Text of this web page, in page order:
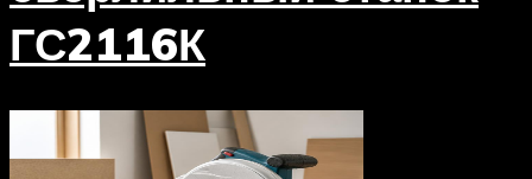
ГС2116К